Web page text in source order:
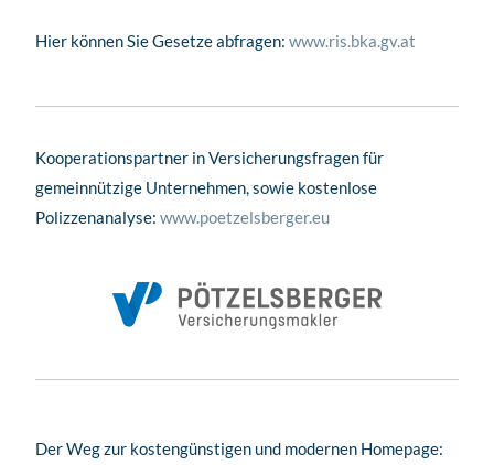
Hier können Sie Gesetze abfragen:www.ris.bka.gv.at
Kooperationspartner in Versicherungsfragen für
gemeinnützige Unternehmen, sowie kostenlose
Polizzenanalyse:www.poetzelsberger.eu
Der Weg zur kostengünstigen und modernen Homepage: